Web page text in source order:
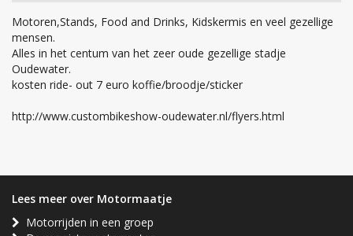
Motoren,Stands, Food and Drinks, Kidskermis en veel gezellige
mensen.
Alles in het centum van het zeer oude gezellige stadje
Oudewater.
kosten ride- out 7 euro koffie/broodje/sticker
http://www.custombikeshow-oudewater.nl/flyers.html
Lees meer over Motormaatje
Motorrijden in een groep